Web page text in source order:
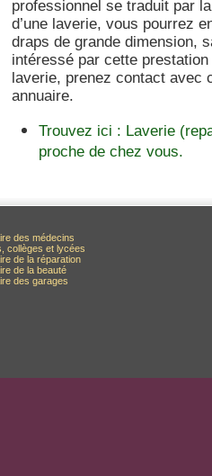
professionnel se traduit par
d’une laverie, vous pourrez
draps de grande dimension,
intéressé par cette
laverie, prenez contact avec
annuaire.
Trouvez ici : Laverie
proche de chez vous.
des médecins
collèges et lycées
de la réparation
de la beauté
des garages